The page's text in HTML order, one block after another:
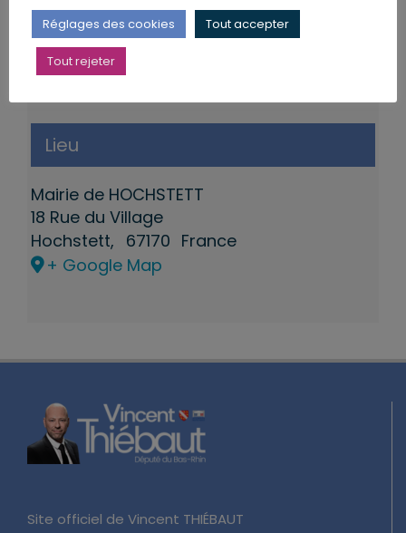
Lieu
Mairie de HOCHSTETT
18 Rue du Village
Hochstett, 67170 France
+ Google Map
Site officiel de Vincent THIÉBAUT
Réglages des cookies Tout accepter
Tout rejeter